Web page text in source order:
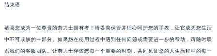
结束语
恭喜您成为一位尊贵的劳力士拥有者！请妥善保管并细心呵护您的手表，让它成为您生活
中不可或缺的一部分。如果您在使用过程中遇到任何问题或需要进一步的帮助，请随时联
系我们的客服团队。让劳力士伴随您每一个重要的时刻，共同见证您的人生旅程中的每一